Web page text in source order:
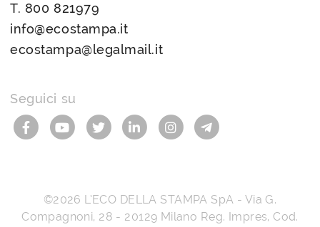
T. 800 821979
info@ecostampa.it
ecostampa@legalmail.it
Seguici su
©2026 L’ECO DELLA STAMPA SpA - Via G.
Compagnoni, 28 - 20129 Milano Reg. Impres, Cod.